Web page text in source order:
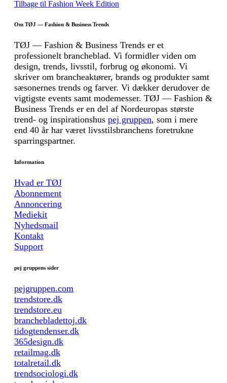
Tilbage til Fashion Week Edition
Om TØJ — Fashion & Business Trends
TØJ — Fashion & Business Trends er et
professionelt brancheblad. Vi formidler viden om
design, trends, livsstil, forbrug og økonomi. Vi
skriver om brancheaktører, brands og produkter samt
sæsonernes trends og farver. Vi dækker derudover de
vigtigste events samt modemesser. TØJ — Fashion &
Business Trends er en del af Nordeuropas største
trend- og inspirationshus pej gruppen, som i mere
end 40 år har været livsstilsbranchens foretrukne
sparringspartner.
Information
Hvad er TØJ
Abonnement
Annoncering
Mediekit
Nyhedsmail
Kontakt
Support
pej gruppens sider
pejgruppen.com
trendstore.dk
trendstore.eu
branchebladettoj.dk
tidogtendenser.dk
365design.dk
retailmag.dk
totalretail.dk
trendsociologi.dk